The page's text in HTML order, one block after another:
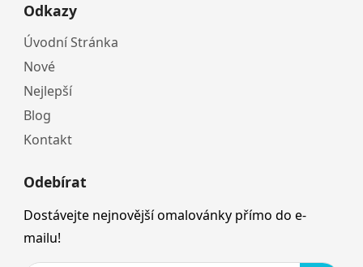
Odkazy
Úvodní Stránka
Nové
Nejlepší
Blog
Kontakt
Odebírat
Dostávejte nejnovější omalovánky přímo do e-
mailu!